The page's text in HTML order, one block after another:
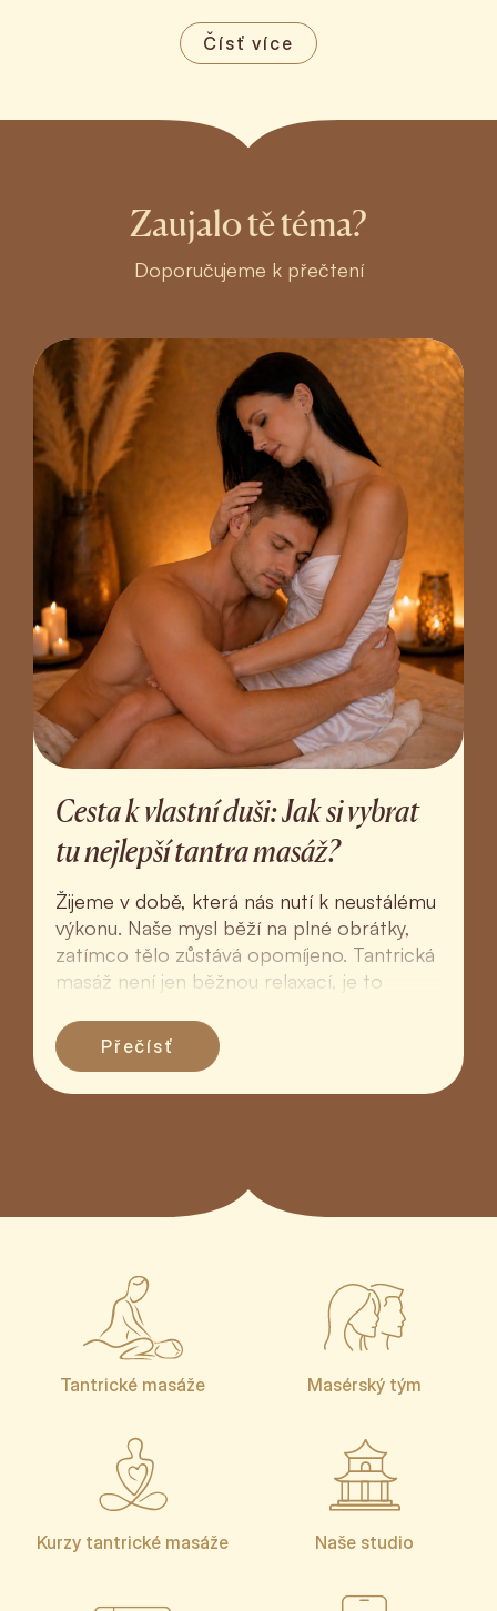
Čísť více
Zaujalo tě téma?
Doporučujeme k přečtení
Cesta k vlastní duši: Jak si vybrat
tu nejlepší tantra masáž?
Žijeme v době, která nás nutí k neustálému
výkonu. Naše mysl běží na plné obrátky,
zatímco tělo zůstává opomíjeno. Tantrická
masáž není jen běžnou relaxací, je to
Přečísť
Tantrické masáže Masérský tým
Kurzy tantrické masáže Naše studio